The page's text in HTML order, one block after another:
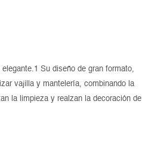
Su diseño de gran formato,
vajilla y mantelería, combinando la
la limpieza y realzan la decoración de